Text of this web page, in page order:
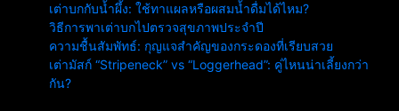
เต่าบกกับน้ำผึ้ง: ใช้ทาแผลหรือผสมน้ำดื่มได้ไหม?
วิธีการพาเต่าบกไปตรวจสุขภาพประจำปี
ความชื้นสัมพัทธ์: กุญแจสำคัญของกระดองที่เรียบสวย
เต่ามัสก์ “Stripeneck” vs “Loggerhead”: คู่ไหนน่าเลี้ยงกว่า
กัน?